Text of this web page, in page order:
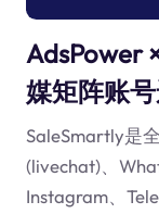
AdsPower
媒矩阵账
SaleSmartly是
(livechat)、
Instagram、